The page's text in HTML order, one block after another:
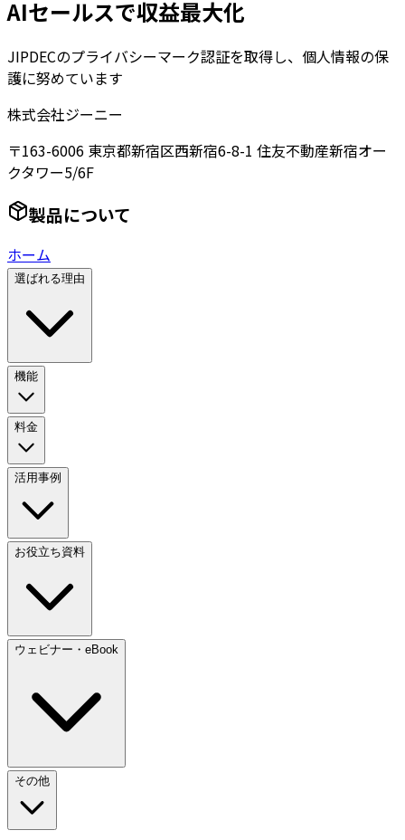
AIセールスで収益最大化
JIPDECのプライバシーマーク認証を取得し、個人情報の保
護に努めています
株式会社ジーニー
〒163-6006 東京都新宿区西新宿6-8-1 住友不動産新宿オー
クタワー5/6F
製品について
ホーム
選ばれる理由
機能
料金
活用事例
お役立ち資料
ウェビナー・eBook
その他